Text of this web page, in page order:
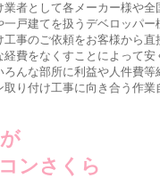
者として各メーカー様や
戸建てを扱うデベロッパ
事のご依頼をお客様から
費をなくすことによって安
んな部所に利益や人件費
り付け工事に向き合う作
ンさくら